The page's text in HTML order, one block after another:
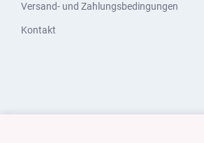
Versand- und Zahlungsbedingungen
Kontakt